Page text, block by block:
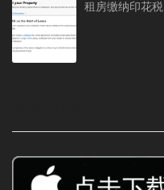
租房缴纳印花税